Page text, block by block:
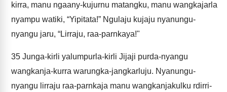
kirra, manu ngaany-kujurnu matangku, manu wangkajarla
nyampu watiki, “Yipitata!” Ngulaju kujaju nyanungu-
nyangu jaru, “Lirraju, raa-parnkaya!"
35 Junga-kirli yalumpurla-kirli Jijaji purda-nyangu
wangkanja-kurra warungka-jangkarluju. Nyanungu-
nyangu lirraju raa-parnkaja manu wangkanjakulku rdirri-